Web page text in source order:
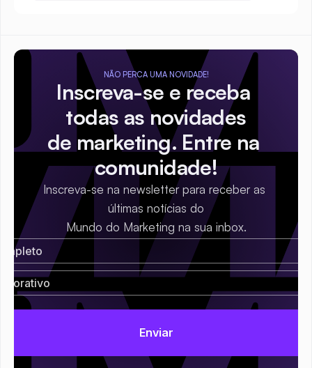
NÃO PERCA UMA NOVIDADE!
Inscreva-se e receba
todas as novidades
de marketing. Entre na
comunidade!
Inscreva-se na newsletter para receber as
últimas notícias do
Mundo do Marketing na sua inbox.